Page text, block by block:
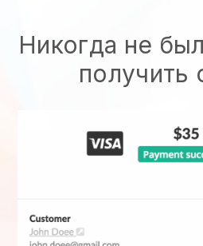
Никогда не
получить